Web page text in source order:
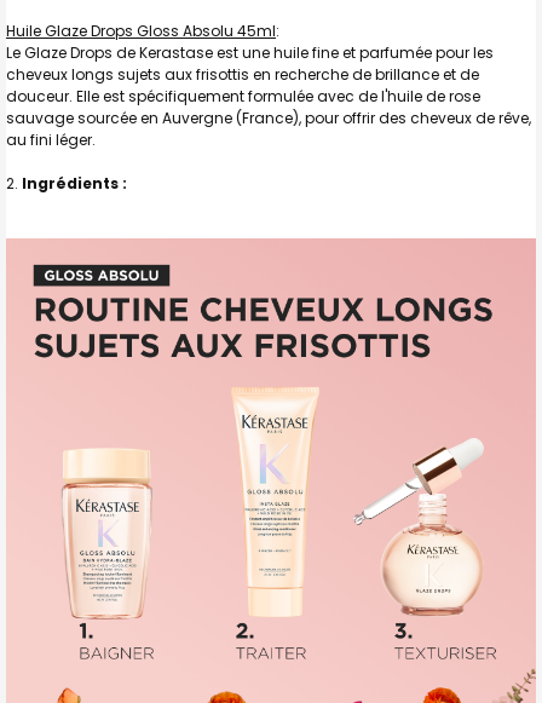
Huile Glaze Drops Gloss Absolu 45ml:
Le Glaze Drops de Kerastase est une huile fine et parfumée pour les
cheveux longs sujets aux frisottis en recherche de brillance et de
douceur. Elle est spécifiquement formulée avec de l'huile de rose
sauvage sourcée en Auvergne (France), pour offrir des cheveux de rêve,
au fini léger.
Ingrédients :